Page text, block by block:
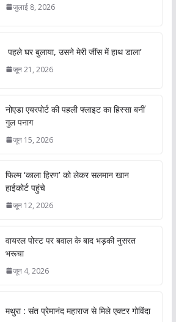
जुलाई 8, 2026
पहले घर बुलाया, उसने मेरी जींस में हाथ डाला’
जून 21, 2026
नोएडा एयरपोर्ट की पहली फ्लाइट का हिस्सा बनीं
गुल पनाग
जून 15, 2026
फिल्म ‘काला हिरण’ को लेकर सलमान खान
हाईकोर्ट पहुंचे
जून 12, 2026
वायरल पोस्ट पर बवाल के बाद भड़की नुसरत
भरूचा
जून 4, 2026
मथुरा : संत प्रेमानंद महाराज से मिले एक्टर गोविंदा